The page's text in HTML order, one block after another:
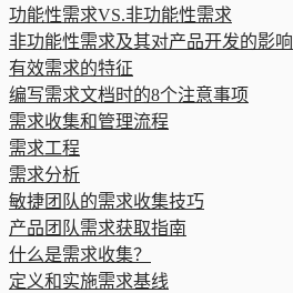
功能性需求VS.非功能性需求
非功能性需求及其对产品开发的影响
有效需求的特征
编写需求文档时的8个注意事项
需求收集和管理流程
需求工程
需求分析
敏捷团队的需求收集技巧
产品团队需求获取指南
什么是需求收集？
定义和实施需求基线